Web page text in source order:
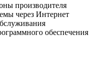
производителя
через Интернет
обеспечения